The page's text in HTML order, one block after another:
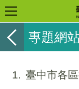
專題網
1 臺中市各